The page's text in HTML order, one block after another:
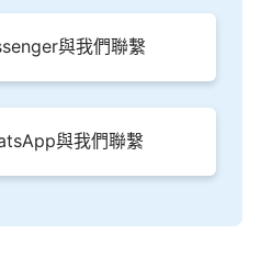
，眾水的聲音，大雷的聲
為主——我們的神，全能者
與我們聯繫
與我們聯繫